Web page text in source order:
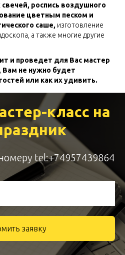
роспись воздушного
цветным песком и
саше, изготовление
а также многие другие
и проведет для Вас мастер
Вам не нужно будет
или как их удивить.
класс на
tel:+74957439864
заявку